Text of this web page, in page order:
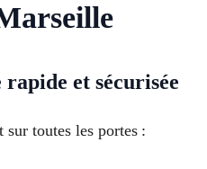
et sécurisée
toutes les portes :